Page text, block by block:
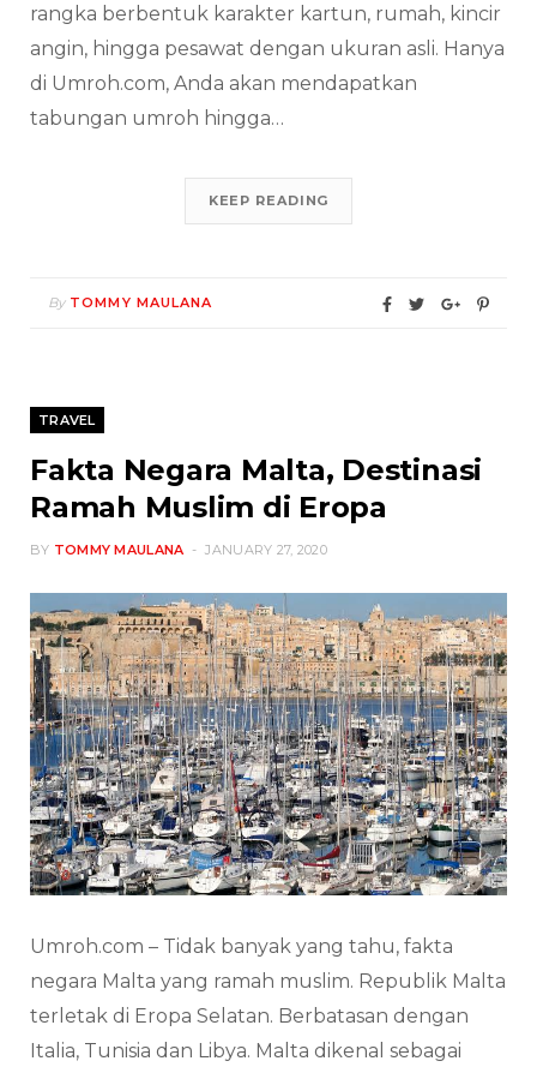
rangka berbentuk karakter kartun, rumah, kincir
angin, hingga pesawat dengan ukuran asli. Hanya
di Umroh.com, Anda akan mendapatkan
tabungan umroh hingga…
KEEP READING
By TOMMY MAULANA
TRAVEL
Fakta Negara Malta, Destinasi
Ramah Muslim di Eropa
BY TOMMY MAULANA JANUARY 27, 2020
Umroh.com – Tidak banyak yang tahu, fakta
negara Malta yang ramah muslim. Republik Malta
terletak di Eropa Selatan. Berbatasan dengan
Italia, Tunisia dan Libya. Malta dikenal sebagai